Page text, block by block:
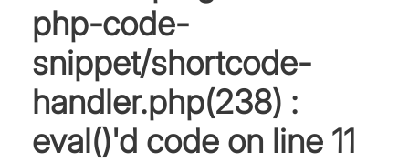
php-code-
snippet/shortcode-
handler.php(238) :
eval()'d code on line 11